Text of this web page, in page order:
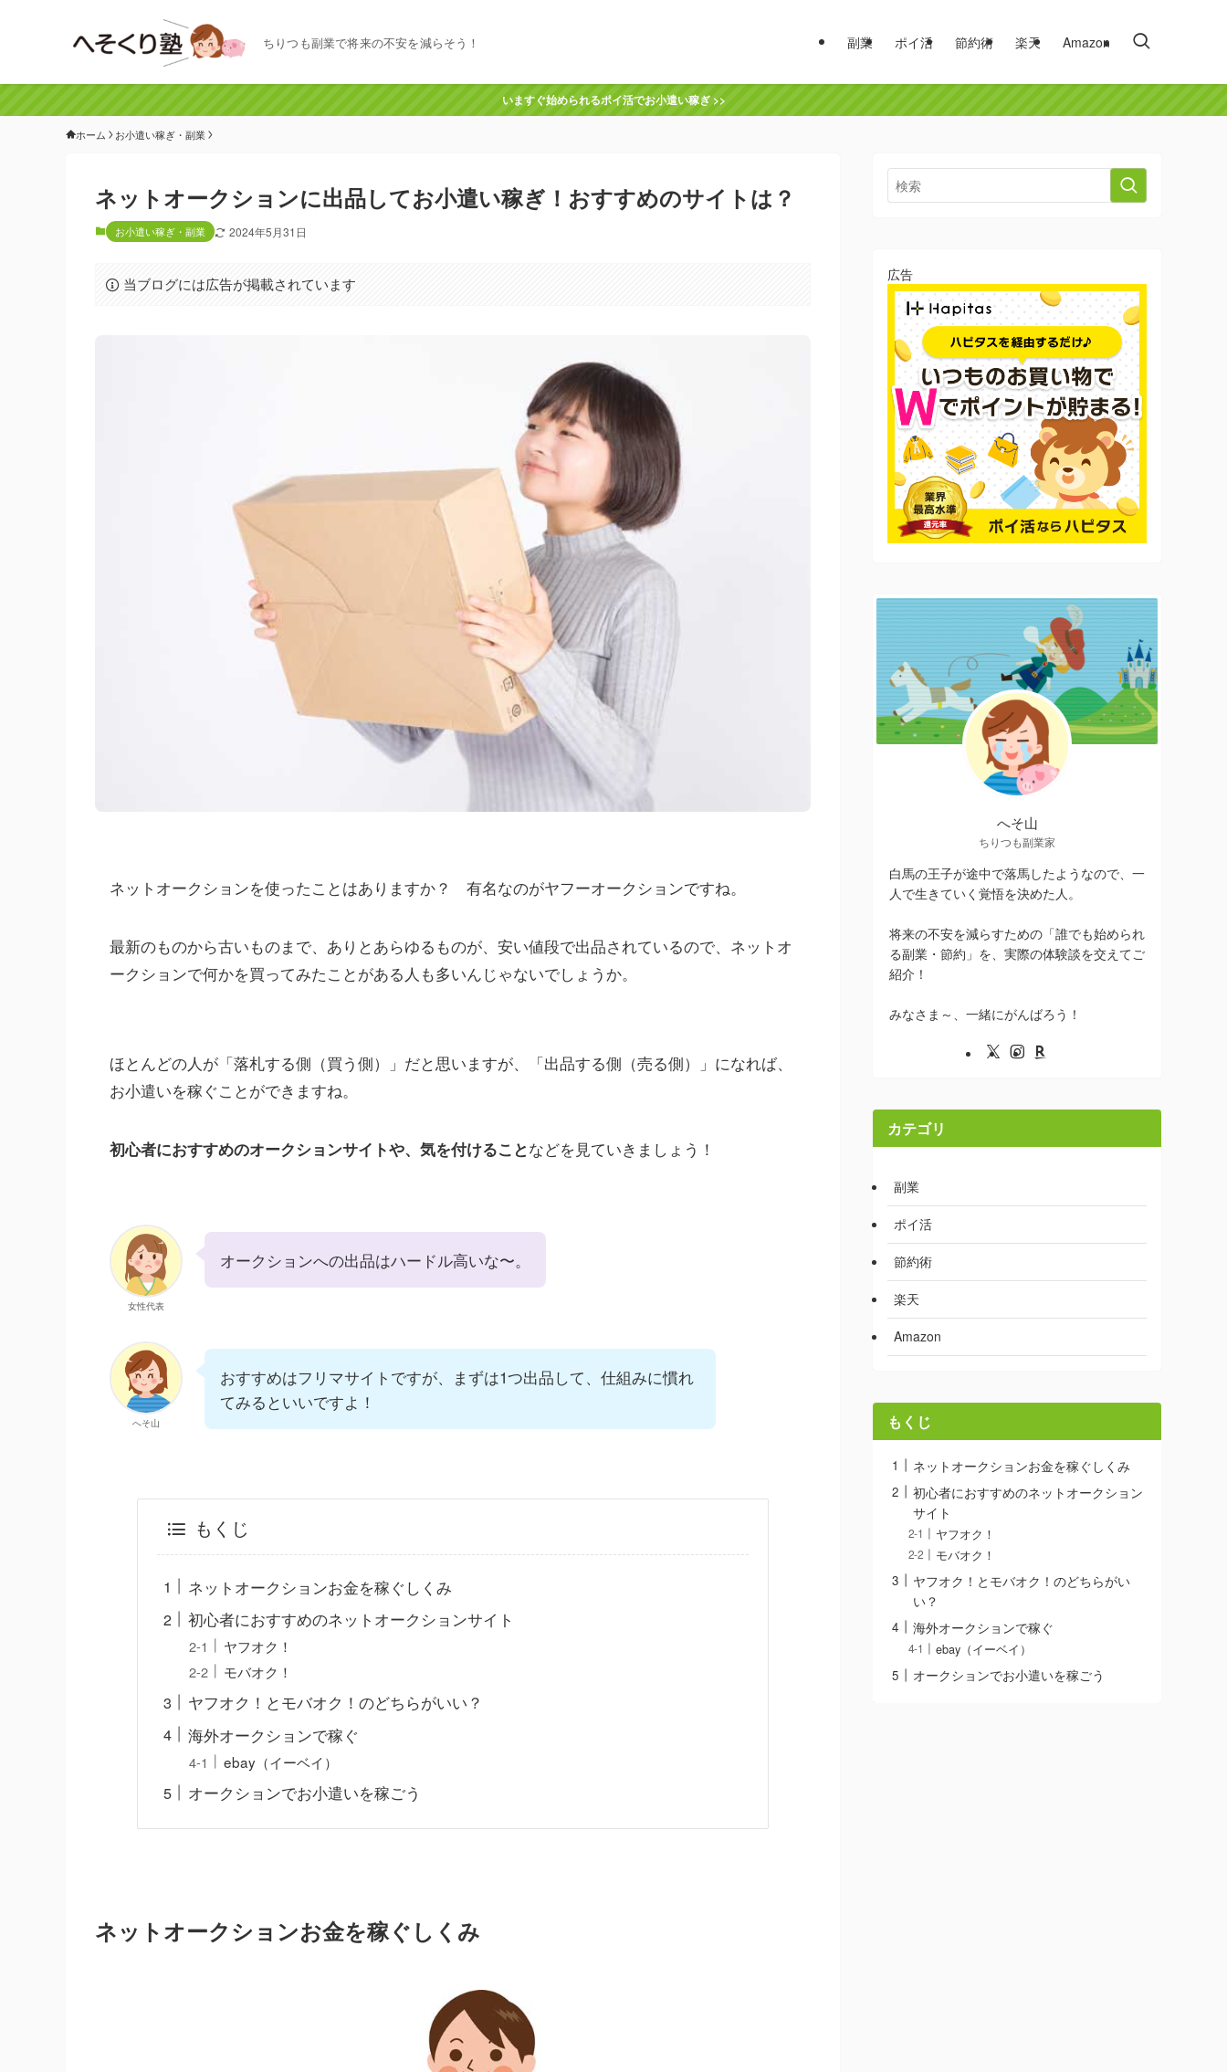
ちりつも副業で将来の不安を減らそう！ 副業 ポイ活 節約術 楽天 Amazon
いますぐ始められるポイ活でお小遣い稼ぎ >>
ホーム お小遣い稼ぎ・副業
ネットオークションに出品してお小遣い稼ぎ！おすすめのサイトは？
お小遣い稼ぎ・副業 2024年5月31日
当ブログには広告が掲載されています
ネットオークションを使ったことはありますか？ 有名なのがヤフーオークションですね。
最新のものから古いものまで、ありとあらゆるものが、安い値段で出品されているので、ネットオ
ークションで何かを買ってみたことがある人も多いんじゃないでしょうか。
ほとんどの人が「落札する側（買う側）」だと思いますが、「出品する側（売る側）」になれば、
お小遣いを稼ぐことができますね。
初心者におすすめのオークションサイトや、気を付けることなどを見ていきましょう！
女性代表
オークションへの出品はハードル高いな〜。
へそ山
おすすめはフリマサイトですが、まずは1つ出品して、仕組みに慣れ
てみるといいですよ！
もくじ
ネットオークションお金を稼ぐしくみ
初心者におすすめのネットオークションサイト
ヤフオク！
モバオク！
ヤフオク！とモバオク！のどちらがいい？
海外オークションで稼ぐ
ebay（イーベイ）
オークションでお小遣いを稼ごう
ネットオークションお金を稼ぐしくみ
広告
へそ山
ちりつも副業家
白馬の王子が途中で落馬したようなので、一
人で生きていく覚悟を決めた人。
将来の不安を減らすための「誰でも始められ
る副業・節約」を、実際の体験談を交えてご
紹介！
みなさま～、一緒にがんばろう！
カテゴリ
副業
ポイ活
節約術
楽天
Amazon
もくじ
ネットオークションお金を稼ぐしくみ
初心者におすすめのネットオークション
サイト
ヤフオク！
モバオク！
ヤフオク！とモバオク！のどちらがい
い？
海外オークションで稼ぐ
ebay（イーベイ）
オークションでお小遣いを稼ごう